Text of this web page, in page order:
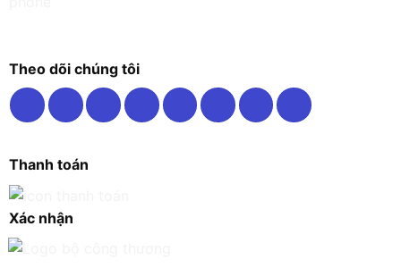
Theo dõi chúng tôi
Thanh toán
Xác nhận